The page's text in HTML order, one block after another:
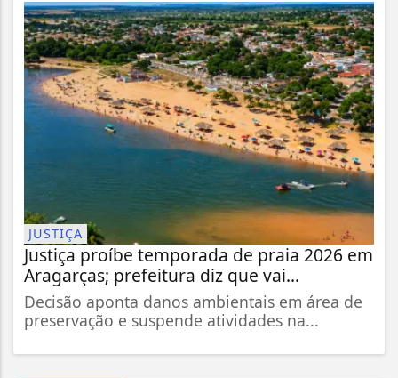
JUSTIÇA
Justiça proíbe temporada de praia 2026 em
Aragarças; prefeitura diz que vai...
Decisão aponta danos ambientais em área de
preservação e suspende atividades na...